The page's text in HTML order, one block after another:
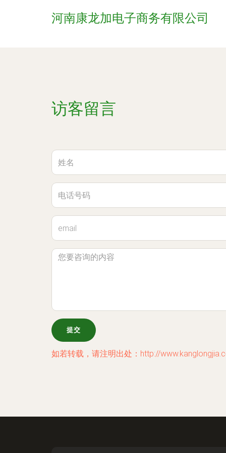
河南康龙加电子商务有限公司
访客留言
如若转载，请注明出处：http://